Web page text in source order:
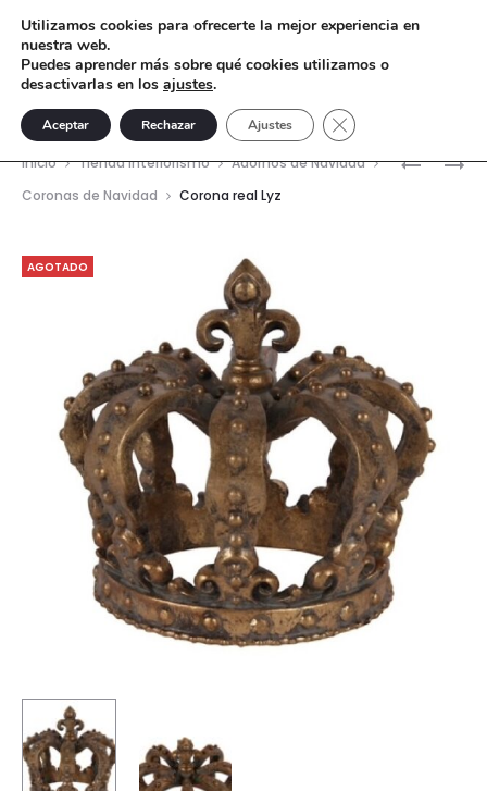
FIGURA
Inicio Tienda interiorismo
Adornos de Navidad
Coronas de Navidad
Corona real Lyz
AGOTADO
Utilizamos cookies para ofrecerte la mejor experiencia en
nuestra web.
Puedes aprender más sobre qué cookies utilizamos o
desactivarlas en los ajustes.
Aceptar Rechazar Ajustes Cerrar el banner de